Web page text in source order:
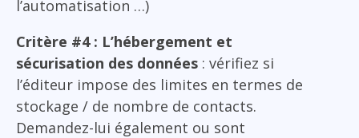
l’automatisation …)
Critère #4 : L’hébergement et
sécurisation des données : vérifiez si
l’éditeur impose des limites en termes de
stockage / de nombre de contacts.
Demandez-lui également ou sont